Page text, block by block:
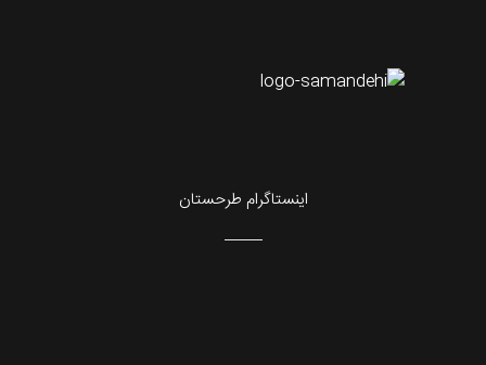
اینستاگرام طرحستان